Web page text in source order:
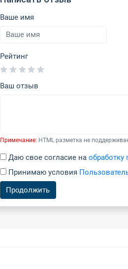
Ваше имя
Рейтинг
Ваш отзыв
Примечание: HTML разметка не
Даю свое согласие на
Принимаю условия
Продолжить